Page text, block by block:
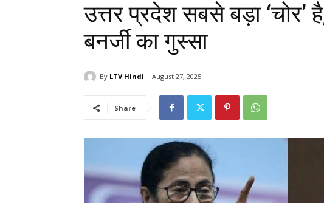
उत्तर प्रदेश सबसे बड़ा ‘चोर’
बनर्जी का गुस्सा
By LTV Hindi August 27, 2025
Share